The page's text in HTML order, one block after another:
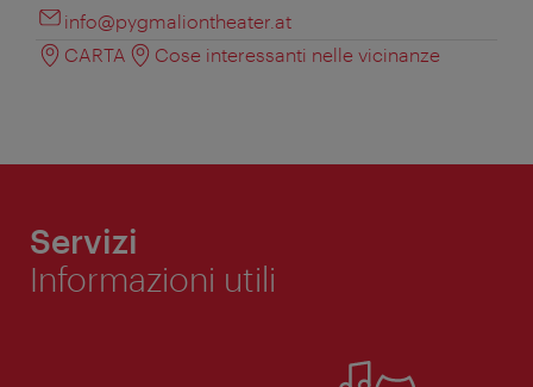
info@pygmaliontheater.at
CARTA
Cose interessanti nelle vicinanze
Servizi
Informazioni utili